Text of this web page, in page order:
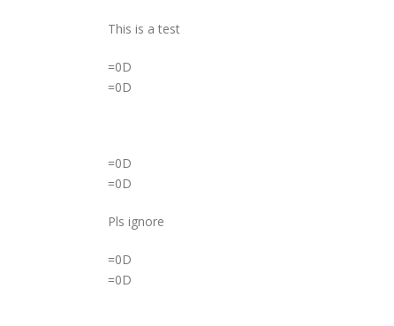
This is a test
=0D
=0D
=0D
=0D
Pls ignore
=0D
=0D